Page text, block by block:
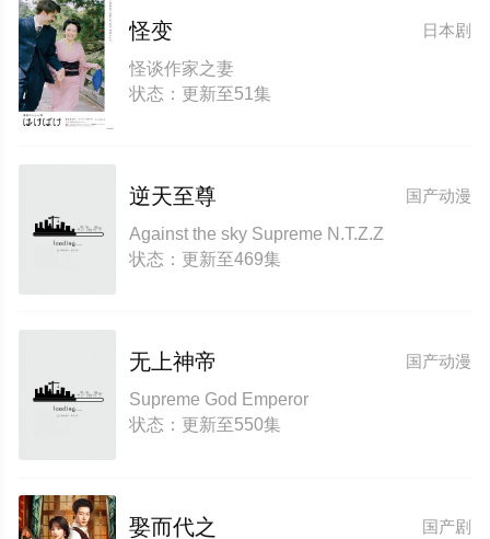
日本剧
怪变
怪谈作家之妻
状态：更新至51集
国产动漫
逆天至尊
Against the sky Supreme N.T.Z.Z
状态：更新至469集
国产动漫
无上神帝
Supreme God Emperor
状态：更新至550集
国产剧
娶而代之